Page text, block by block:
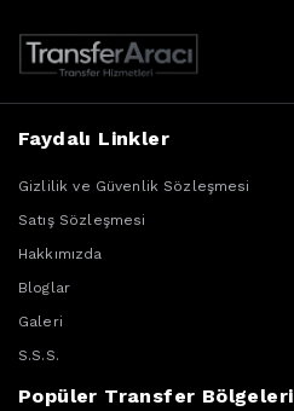
Faydalı Linkler
Gizlilik ve Güvenlik Sözleşmesi
Satış Sözleşmesi
Hakkımızda
Bloglar
Galeri
S.S.S.
Popüler Transfer Bölgeleri